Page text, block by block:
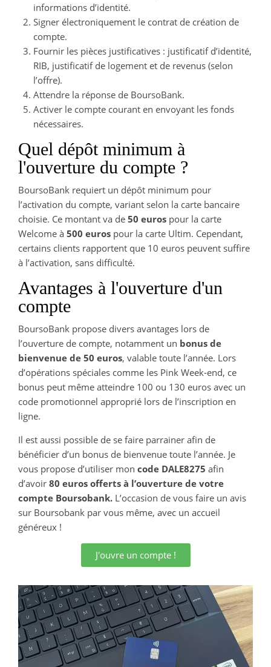
informations d’identité.
Signer électroniquement le contrat de création de
compte.
Fournir les pièces justificatives : justificatif d’identité,
RIB, justificatif de logement et de revenus (selon
l’offre).
Attendre la réponse de BoursoBank.
Activer le compte courant en envoyant les fonds
nécessaires.
Quel dépôt minimum à
l'ouverture du compte ?
BoursoBank requiert un dépôt minimum pour
l’activation du compte, variant selon la carte bancaire
choisie. Ce montant va de 50 euros pour la carte
Welcome à 500 euros pour la carte Ultim. Cependant,
certains clients rapportent que 10 euros peuvent suffire
à l’activation, sans difficulté.
Avantages à l'ouverture d'un
compte
BoursoBank propose divers avantages lors de
l’ouverture de compte, notamment un bonus de
bienvenue de 50 euros, valable toute l’année. Lors
d’opérations spéciales comme les Pink Week-end, ce
bonus peut même atteindre 100 ou 130 euros avec un
code promotionnel approprié lors de l’inscription en
ligne.
Il est aussi possible de se faire parrainer afin de
bénéficier d’un bonus de bienvenue toute l’année. Je
vous propose d’utiliser mon code DALE8275 afin
d’avoir 80 euros offerts à l’ouverture de votre
compte Boursobank. L’occasion de vous faire un avis
sur Boursobank par vous même, avec un accueil
généreux !
J'ouvre un compte !